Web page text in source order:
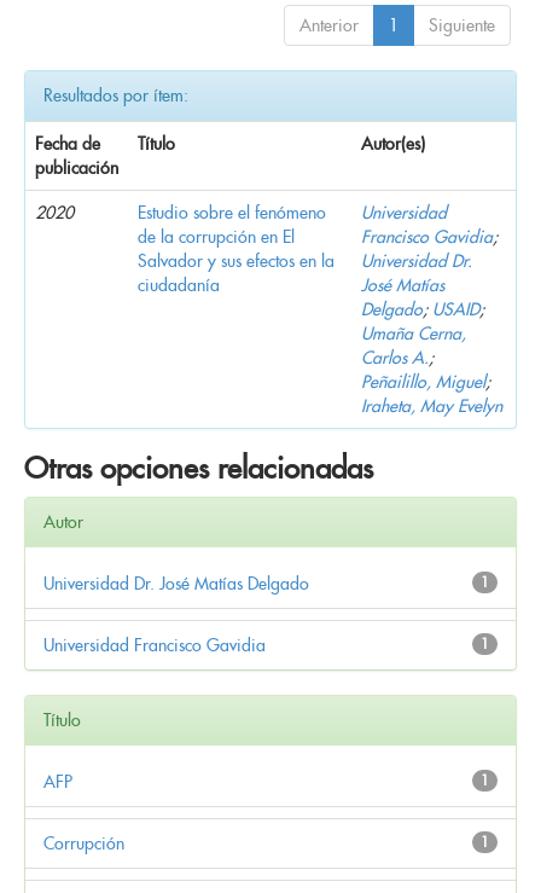
Anterior 1 Siguiente
Resultados por ítem:
Fecha de
publicación
Título Autor(es)
2020
Estudio sobre el fenómeno
de la corrupción en El
Salvador y sus efectos en la
ciudadanía
Universidad
Francisco Gavidia;
Universidad Dr.
José Matías
Delgado; USAID;
Umaña Cerna,
Carlos A.;
Peñailillo, Miguel;
Iraheta, May Evelyn
Otras opciones relacionadas
Autor
1
Universidad Dr. José Matías Delgado
1
Universidad Francisco Gavidia
Título
1
AFP
1
Corrupción